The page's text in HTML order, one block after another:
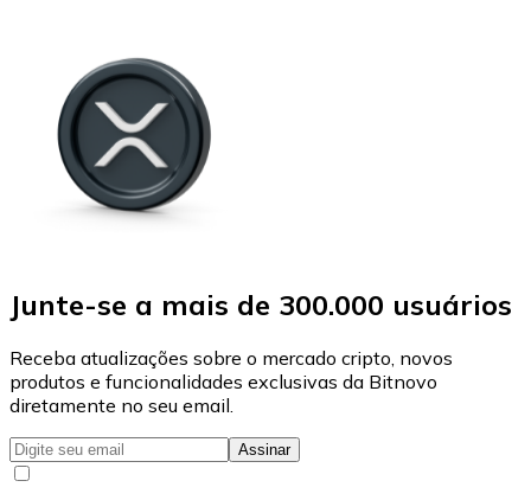
Junte-se a mais de 300.000 usuários
Receba atualizações sobre o mercado cripto, novos
produtos e funcionalidades exclusivas da Bitnovo
diretamente no seu email.
Assinar